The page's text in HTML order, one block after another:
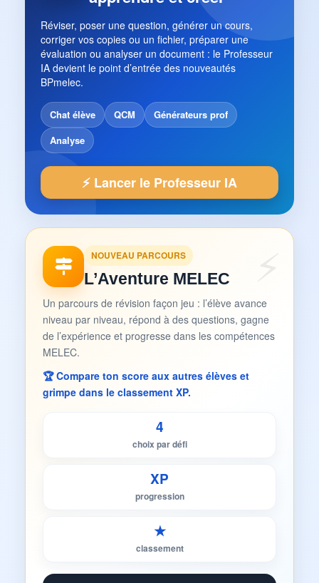
Réviser, poser une question, générer un cours,
corriger vos copies ou un fichier, préparer une
évaluation ou analyser un document : le Professeur
IA devient le point d’entrée des nouveautés
BPmelec.
Chat élève QCM
Générateurs prof
Analyse
⚡ Lancer le Professeur IA
NOUVEAU PARCOURS
L’Aventure MELEC
Un parcours de révision façon jeu : l’élève avance
niveau par niveau, répond à des questions, gagne
de l’expérience et progresse dans les compétences
MELEC.
🏆 Compare ton score aux autres élèves et
grimpe dans le classement XP.
4
choix par défi
XP
progression
★
classement